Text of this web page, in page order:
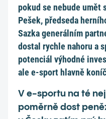
pokud se nebude umět
Pešek, předseda
Sazka generálním
dostal rychle nahoru a
potenciál výhodné
ale e-sport hlavně
V e-sportu na té
poměrně dost